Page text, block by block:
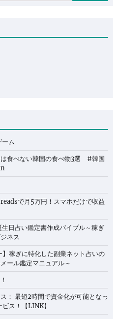
ーム
は食べない韓国の食べ物3選 #韓国
で月5万円！スマホだけで収益
日占い鑑定書作成バイブル～稼ぎ
ネス
稼ぎに特化した副業ネット占いの
ール鑑定マニュアル～
： 最短2時間で資金化が可能となっ
ス！【LINK】